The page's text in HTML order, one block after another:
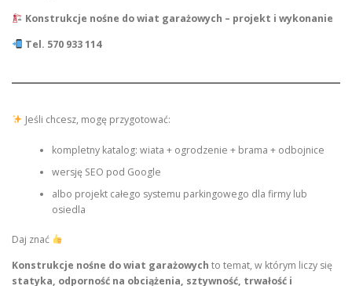
Konstrukcje nośne do wiat garażowych – projekt i wykonanie
Tel. 570 933 114
Jeśli chcesz, mogę przygotować:
kompletny katalog: wiata + ogrodzenie + brama + odbojnice
wersję SEO pod Google
albo projekt całego systemu parkingowego dla firmy lub
osiedla
Daj znać
Konstrukcje nośne do wiat garażowych to temat, w którym liczy się
statyka, odporność na obciążenia, sztywność, trwałość i